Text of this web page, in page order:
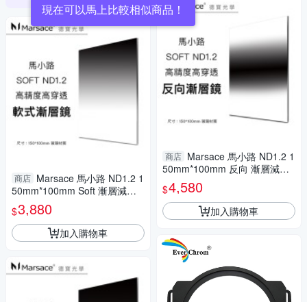
現在可以馬上比較相似商品！
商店 Marsace 馬小路 ND1.2 1
50mm*100mm Soft 漸層減光
鏡 軟漸變 玻璃材質 方型高精度
煙火 流水 晨昏必備濾鏡
$3,880
加入購物車
商店 Marsace 馬小路 ND1.2 1
50mm*100mm 反向 漸層減光
鏡 玻璃材質 超奈米方型濾鏡 高
精度 高穿透 拍煙火專用
$4,580
加入購物車